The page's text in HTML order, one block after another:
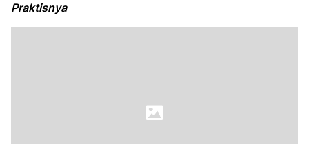
Praktisnya